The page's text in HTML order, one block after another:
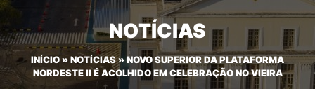
NOTÍCIAS
INÍCIO » NOTÍCIAS» NOVO SUPERIOR DA PLATAFORMA
NORDESTE II É ACOLHIDO EM CELEBRAÇÃO NO VIEIRA